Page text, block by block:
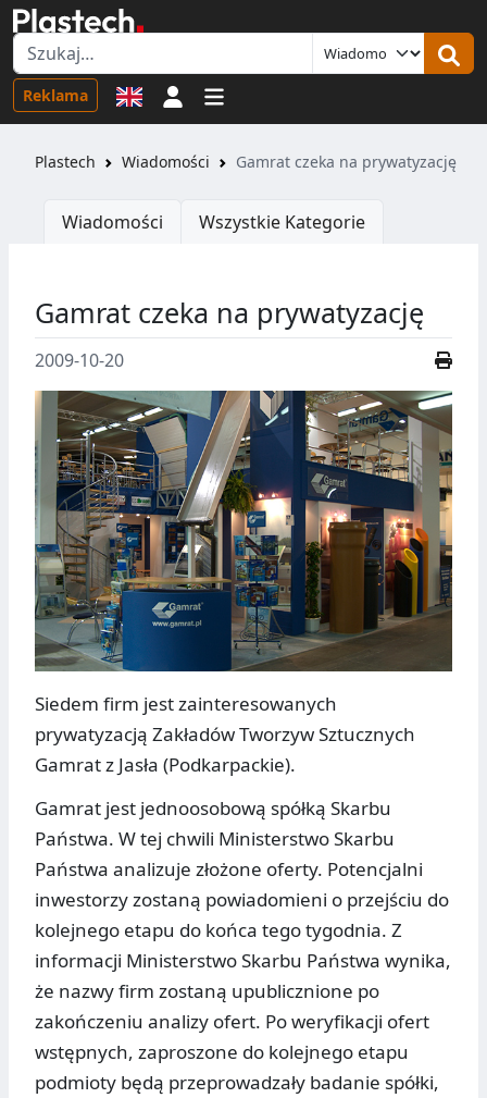
Reklama Logowanie
Plastech Wiadomości Gamrat czeka na prywatyzację
Wiadomości Wszystkie Kategorie
Gamrat czeka na prywatyzację
2009-10-20
Siedem firm jest zainteresowanych
prywatyzacją Zakładów Tworzyw Sztucznych
Gamrat z Jasła (Podkarpackie).
Gamrat jest jednoosobową spółką Skarbu
Państwa. W tej chwili Ministerstwo Skarbu
Państwa analizuje złożone oferty. Potencjalni
inwestorzy zostaną powiadomieni o przejściu do
kolejnego etapu do końca tego tygodnia. Z
informacji Ministerstwo Skarbu Państwa wynika,
że nazwy firm zostaną upublicznione po
zakończeniu analizy ofert. Po weryfikacji ofert
wstępnych, zaproszone do kolejnego etapu
podmioty będą przeprowadzały badanie spółki,